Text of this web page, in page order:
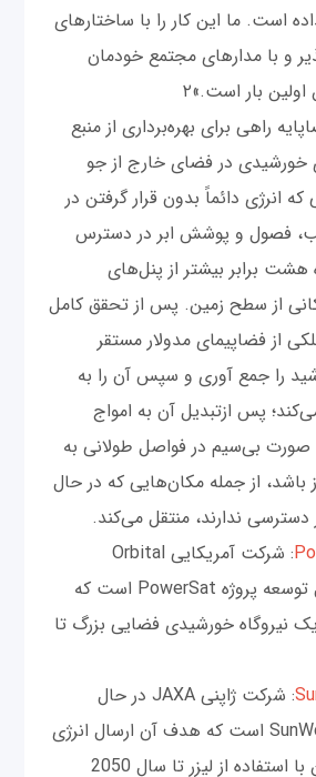
است. ما این کار را با ساختارهای
و با مدارهای مجتمع خودمان
بار است.»۲
راهی برای بهره‌برداری از منبع
خورشیدی در فضای خارج از جو
انرژی دائماً بدون قرار گرفتن در
فصول و پوشش ابر در دسترس
هشت برابر بیشتر از پنل‌های
از سطح زمین. پس از تحقق کامل
از فضاپیمای مدولار مستقر
را جمع آوری و سپس آن را به
پس ازتبدیل آن به امواج
صورت بی‌سیم در فواصل طولانی به
باشد، از جمله مکان‌هایی که در حال
دسترسی ندارند، منتقل می‌کند.
: شرکت آمریکایی Orbital
Sciences در حال توسعه پروژه PowerSat است که
خورشیدی فضایی بزرگ تا
: شرکت ژاپنی JAXA در حال
توسعه پروژه SunWorks است که هدف آن ارسال انرژی
خورشیدی به زمین با استفاده از لیزر تا سال 2050